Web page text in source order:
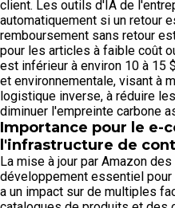
client. Les outils d'IA de
automatiquement si un retour
remboursement sans retour
pour les articles à faible coût
est inférieur à environ 10 à 15
et environnementale, visant à
logistique inverse, à réduire
diminuer l'empreinte carbone
Importance pour le e-
l'infrastructure de
La mise à jour par Amazon
développement essentiel
a un impact sur de multiples